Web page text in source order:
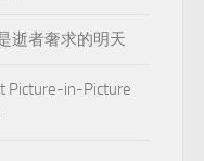
逝者奢求的明天
Picture-in-Picture